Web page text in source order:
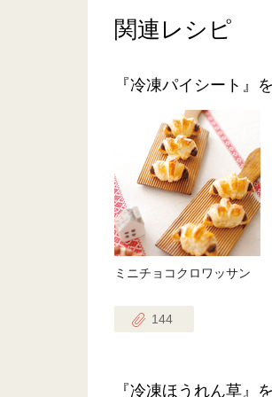
関連レシピ
『冷凍パイシート』
ミニチョコクロワッサン
144
『冷凍ほうれん草』